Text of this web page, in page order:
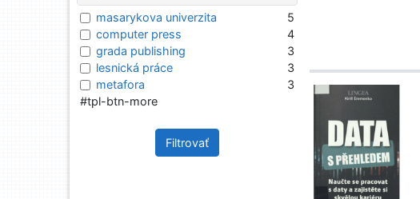
masarykova univerzita
5
computer press
4
grada publishing
3
lesnická práce
3
metafora
3
#tpl-btn-more
Filtrovať